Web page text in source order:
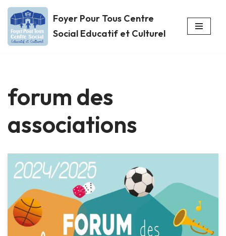
Aller
au
Foyer Pour Tous Centre
Social Educatif et Culturel
forum des
associations